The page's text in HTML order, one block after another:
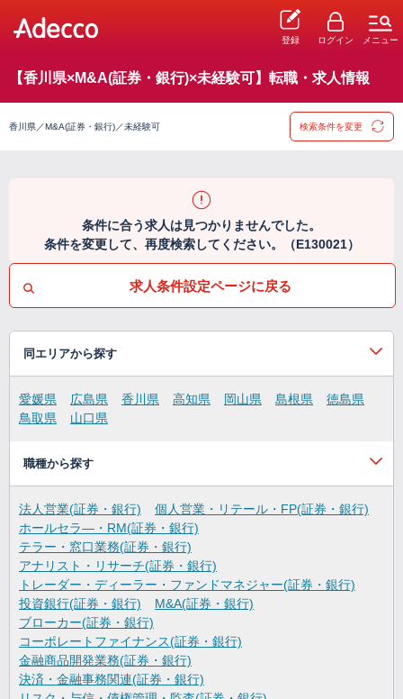
登録 ログイン メニュー
【香川県×M&A(証券・銀行)×未経験可】転職・求人情報
香川県／M&A(証券・銀行)／未経験可 検索条件を変更
条件に合う求人は見つかりませんでした。
条件を変更して、再度検索してください。（E130021）
求人条件設定ページに戻る
同エリアから探す
愛媛県 広島県 香川県 高知県 岡山県 島根県
徳島県
鳥取県
山口県
職種から探す
法人営業(証券・銀行)
個人営業・リテール・FP(証券・銀行)
ホールセラ―・RM(証券・銀行)
テラー・窓口業務(証券・銀行)
アナリスト・リサーチ(証券・銀行)
トレーダー・ディーラー・ファンドマネジャー(証券・銀行)
投資銀行(証券・銀行)
M&A(証券・銀行)
ブローカー(証券・銀行)
コーポレートファイナンス(証券・銀行)
金融商品開発業務(証券・銀行)
決済・金融事務関連(証券・銀行)